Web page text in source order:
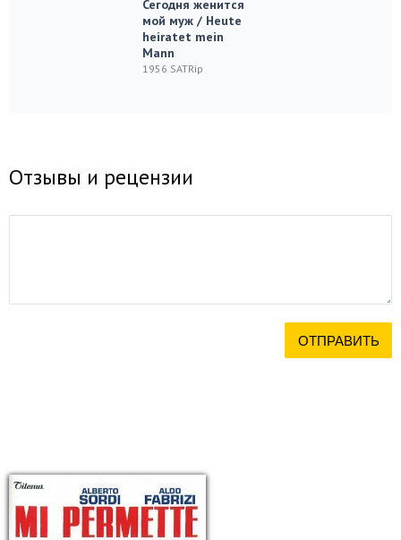
Сегодня женится
мой муж / Heute
heiratet mein
Mann
1956 SATRip
Отзывы и рецензии